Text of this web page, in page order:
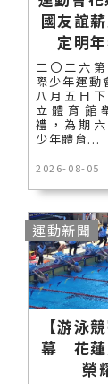
國友誼
定明
二〇二六
際少年運動
八月五日
立體育館
禮，為期
少年體育...
2026-08-05
【游泳
幕 花蓮
榮
運動新聞